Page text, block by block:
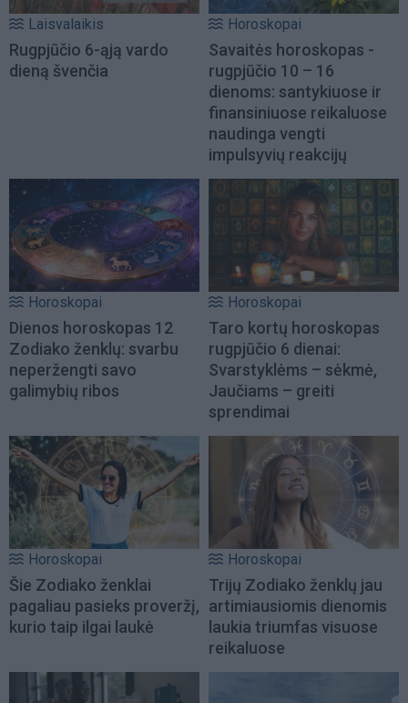
Laisvalaikis
Rugpjūčio 6-ąją vardo
dieną švenčia
Horoskopai
Savaitės horoskopas -
rugpjūčio 10 – 16
dienoms: santykiuose ir
finansiniuose reikaluose
naudinga vengti
impulsyvių reakcijų
Horoskopai
Dienos horoskopas 12
Zodiako ženklų: svarbu
neperžengti savo
galimybių ribos
Horoskopai
Taro kortų horoskopas
rugpjūčio 6 dienai:
Svarstyklėms – sėkmė,
Jaučiams – greiti
sprendimai
Horoskopai
Šie Zodiako ženklai
pagaliau pasieks proveržį,
kurio taip ilgai laukė
Horoskopai
Trijų Zodiako ženklų jau
artimiausiomis dienomis
laukia triumfas visuose
reikaluose